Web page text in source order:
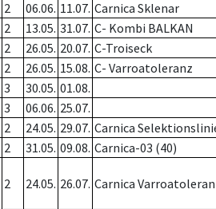
2 06.06. 11.07. Carnica Sklenar
2 13.05. 31.07. C- Kombi BALKAN
2 26.05. 20.07. C-Troiseck
2 26.05. 15.08. C- Varroatoleranz
3 30.05. 01.08.
3 06.06. 25.07.
2 24.05. 29.07. Carnica
2 31.05. 09.08. Carnica-03 (40)
2 24.05. 26.07. Carnica